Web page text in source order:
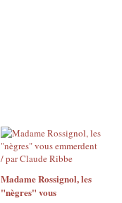
Madame Rossignol, les
"nègres" vous